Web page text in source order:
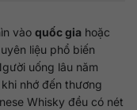
vào quốc gia hoặc
liệu phổ biến
uống lâu năm
nhớ đến thương
Whisky đều có nét